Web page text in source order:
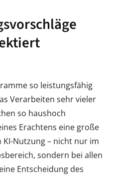
so leistungsfähig
Verarbeiten sehr vieler
so haushoch
Erachtens eine große
Nutzung – nicht nur im
sondern bei allen
Entscheidung des